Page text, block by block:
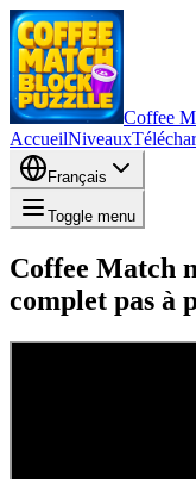
Coffee
AccueilNiveaux
Français
Toggle menu
Coffee Match
complet pas à